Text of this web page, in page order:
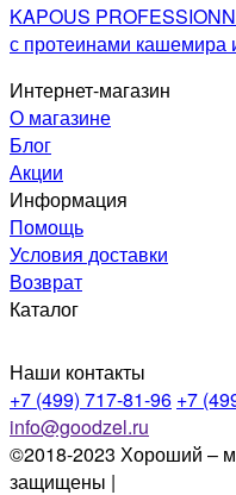
KAPOUS
с протеинами кашемира
Интернет-магазин
О магазине
Блог
Акции
Информация
Помощь
Условия доставки
Возврат
Каталог
Наши контакты
+7 (499) 717-81-96 +7
info@goodzel.ru
©2018-2023 Хороший –
защищены |